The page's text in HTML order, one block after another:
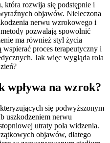
która rozwija się podstępnie i
objawów. Nieleczona
nerwu wzrokowego i
pozwalają spowolnić
ma również styl życia
proces terapeutyczny i
Jak więc wygląda rola
wpływa na wzrok?
się podwyższonym
uszkodzeniem nerwu
utraty pola widzenia.
objawów, dlatego